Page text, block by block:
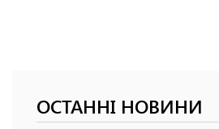
ОСТАННІ НОВИНИ